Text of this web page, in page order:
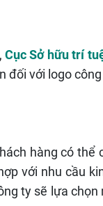
Cục Sở hữu trí
đối với logo
hàng có thể
với nhu cầu
ty sẽ lựa